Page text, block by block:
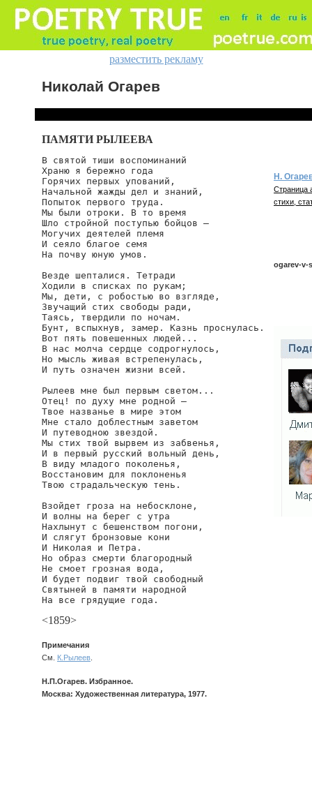
разместить рекламу
Николай Огарев
ПАМЯТИ РЫЛЕЕВА
В святой тиши воспоминаний
Храню я бережно года
Горячих первых упований,
Начальной жажды дел и знаний,
Попыток первого труда.
Мы были отроки. В то время
Шло стройной поступью бойцов —
Могучих деятелей племя
И сеяло благое семя
На почву юную умов.
Везде шепталися. Тетради
Ходили в списках по рукам;
Мы, дети, с робостью во взгляде,
Звучащий стих свободы ради,
Таясь, твердили по ночам.
Бунт, вспыхнув, замер. Казнь проснулась.
Вот пять повешенных людей...
В нас молча сердце содрогнулось,
Но мысль живая встрепенулась,
И путь означен жизни всей.
Рылеев мне был первым светом...
Отец! по духу мне родной —
Твое названье в мире этом
Мне стало доблестным заветом
И путеводною звездой.
Мы стих твой вырвем из забвенья,
И в первый русский вольный день,
В виду младого поколенья,
Восстановим для поклоненья
Твою страдальческую тень.
Взойдет гроза на небосклоне,
И волны на берег с утра
Нахлынут с бешенством погони,
И слягут бронзовые кони
И Николая и Петра.
Но образ смерти благородный
Не смоет грозная вода,
И будет подвиг твой свободный
Святыней в памяти народной
На все грядущие года.
<1859>
Примечания
См. К.Рылеев
Н.П.Огарев. Избранное.
Москва: Художественная литература, 1977.
Н.
Страница
стихи,
ogarev-v-